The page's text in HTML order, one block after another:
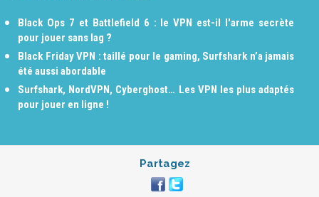
Black Ops 7 et Battlefield 6 : le VPN est-il l'arme secrète
pour jouer sans lag ?
Black Friday VPN : taillé pour le gaming, Surfshark n’a jamais
été aussi abordable
Surfshark, NordVPN, Cyberghost… Les VPN les plus adaptés
pour jouer en ligne !
Partagez